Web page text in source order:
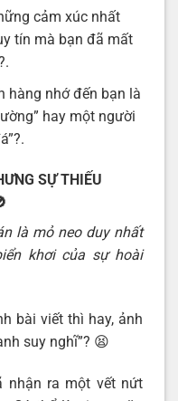
cảm xúc nhất
tín mà bạn đã mất
hàng nhớ đến bạn là
hay một người
SỰ THIẾU
là mỏ neo duy nhất
khơi của sự hoài
bài viết thì hay, ảnh
suy nghĩ”? 😫
nhận ra một vết nứt